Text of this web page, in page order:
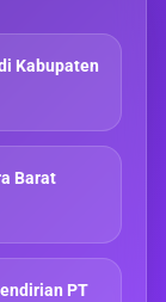
Kabupaten
Barat
PT